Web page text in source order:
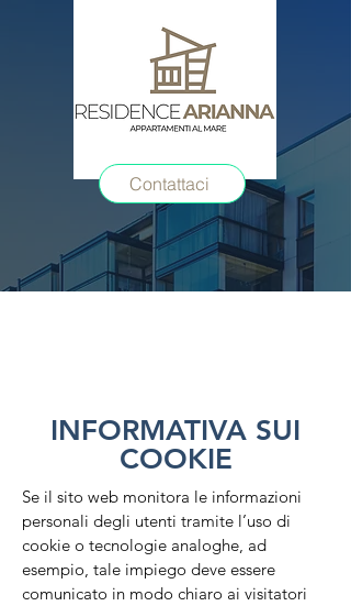
Contattaci
INFORMATIVA SUI
COOKIE
Se il sito web monitora le informazioni
personali degli utenti tramite l’uso di
cookie o tecnologie analoghe, ad
esempio, tale impiego deve essere
comunicato in modo chiaro ai visitatori